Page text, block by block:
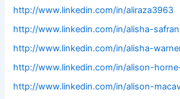
http://www.linkedin.com/in/aliraza3963
http://www.linkedin.com/in/alisha-
http://www.linkedin.com/in/alisha-
http://www.linkedin.com/in/alison-
http://www.linkedin.com/in/alison-